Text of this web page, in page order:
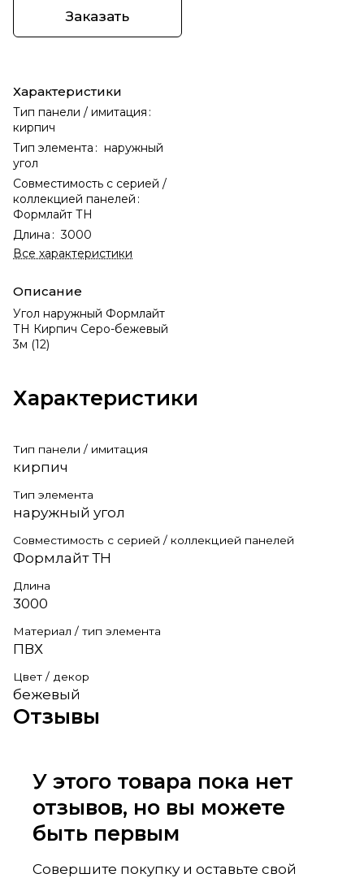
Заказать
Характеристики
Тип панели / имитация :
кирпич
Тип элемента : наружный
угол
Совместимость с серией /
коллекцией панелей :
Формлайт ТН
Длина : 3000
Все характеристики
Описание
Угол наружный Формлайт
ТН Кирпич Серо-бежевый
3м (12)
Характеристики
Тип панели / имитация
кирпич
Тип элемента
наружный угол
Совместимость с серией / коллекцией панелей
Формлайт ТН
Длина
3000
Материал / тип элемента
ПВХ
Цвет / декор
бежевый
Отзывы
У этого товара пока нет
отзывов, но вы можете
быть первым
Совершите покупку и оставьте свой